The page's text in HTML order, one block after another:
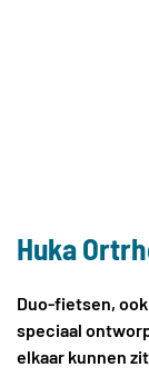
Huka
Duo-fietsen,
speciaal
elkaar kunnen